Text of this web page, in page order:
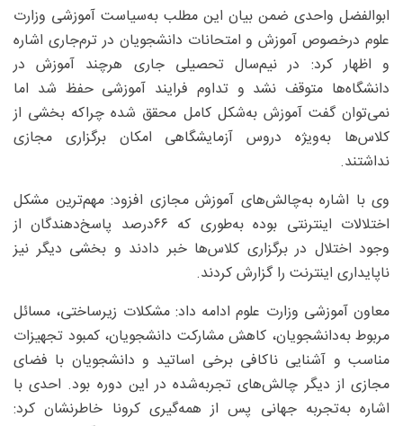
ابوالفضل واحدی ضمن بیان این مطلب به‌سیاست آموزشی وزارت
علوم درخصوص آموزش و امتحانات دانشجویان در ترم‌جاری اشاره
و اظهار کرد: در نیم‌سال تحصیلی جاری هرچند آموزش در
دانشگاه‌ها متوقف نشد و تداوم فرایند آموزشی حفظ شد اما
نمی‌توان گفت آموزش به‌شکل کامل محقق شده چراکه بخشی از
کلاس‌ها به‌ویژه دروس آزمایشگاهی امکان برگزاری مجازی
نداشتند.
وی با اشاره به‌چالش‌های آموزش مجازی افزود: مهم‌ترین مشکل
اختلالات اینترنتی بوده به‌طوری که ۶۶‌درصد پاسخ‌دهندگان از
وجود اختلال در برگزاری کلاس‌ها خبر دادند و بخشی دیگر نیز
ناپایداری اینترنت را گزارش کردند.
معاون آموزشی وزارت علوم ادامه داد: مشکلات زیرساختی، مسائل
مربوط به‌دانشجویان، کاهش مشارکت دانشجویان، کمبود تجهیزات
مناسب و آشنایی ناکافی برخی اساتید و دانشجویان با فضای
مجازی از دیگر چالش‌های تجربه‌شده در این دوره بود. احدی با
اشاره به‌تجربه جهانی پس از همه‌گیری کرونا خاطرنشان کرد: